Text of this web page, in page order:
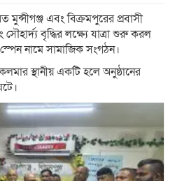
এবং বিক্রমপুরের প্রবাসী
বৃদ্ধির লক্ষ্যে যাত্রা শুরু করল
নামে সামাজিক সংগঠন।
স্থানীয় একটি হলে অনুষ্ঠানের